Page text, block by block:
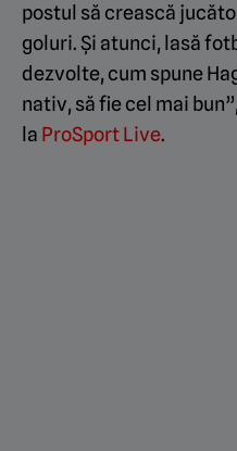
postul să crească
goluri. Și atunci, lasă
dezvolte, cum spune
nativ, să fie cel mai
la ProSport Live.